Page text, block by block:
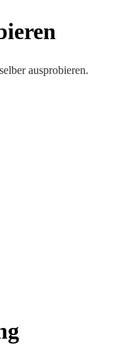
ausprobieren.